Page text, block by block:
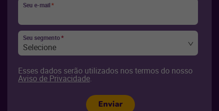
Seu e-mail*
Seu segmento*
Selecione
Esses dados serão utilizados nos termos do nosso
Aviso de Privacidade.
Enviar